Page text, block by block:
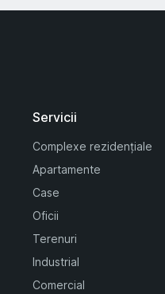
Servicii
Complexe rezidențiale
Apartamente
Case
Oficii
Terenuri
Industrial
Comercial